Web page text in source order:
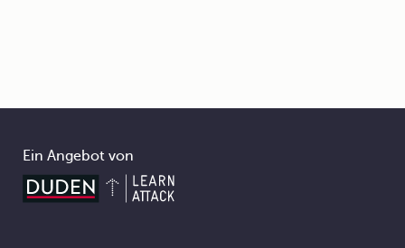
Ein Angebot von